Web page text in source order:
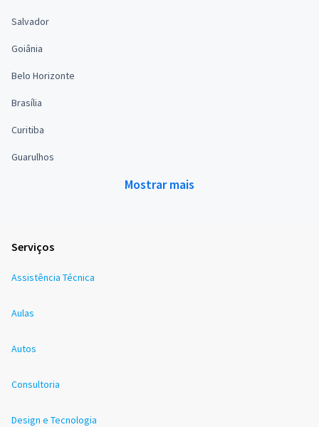
Salvador
Goiânia
Belo Horizonte
Brasília
Curitiba
Guarulhos
Mostrar mais
Serviços
Assistência Técnica
Aulas
Autos
Consultoria
Design e Tecnologia